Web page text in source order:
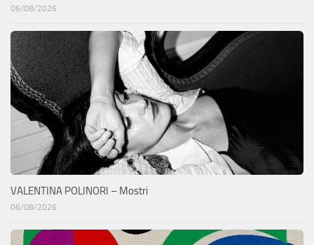
06/08/2026
VALENTINA POLINORI – Mostri
06/08/2026